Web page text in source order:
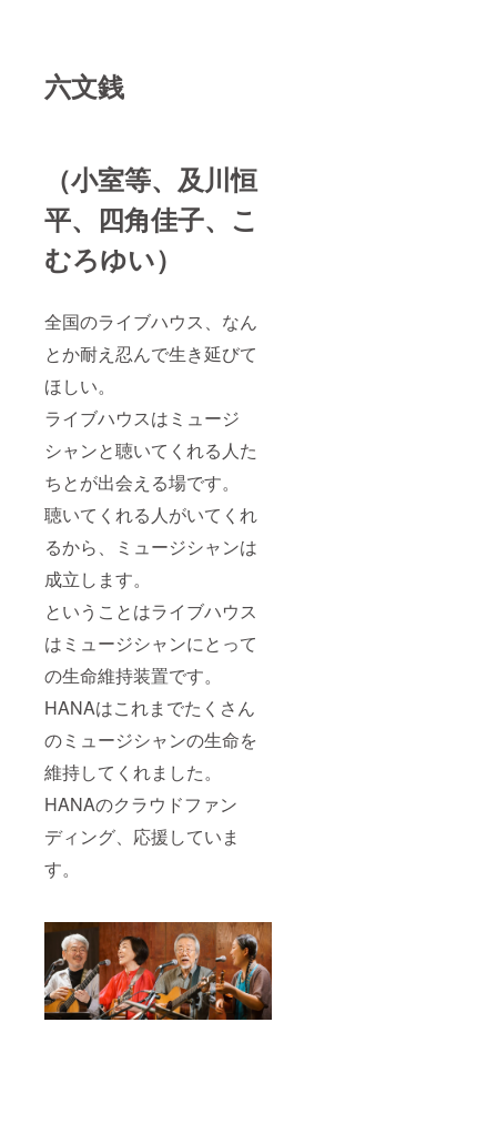
六文銭
（小室等、及川恒
平、四角佳子、こ
むろゆい）
全国のライブハウス、なん
とか耐え忍んで生き延びて
ほしい。
ライブハウスはミュージ
シャンと聴いてくれる人た
ちとが出会える場です。
聴いてくれる人がいてくれ
るから、ミュージシャンは
成立します。
ということはライブハウス
はミュージシャンにとって
の生命維持装置です。
HANAはこれまでたくさん
のミュージシャンの生命を
維持してくれました。
HANAのクラウドファン
ディング、応援していま
す。